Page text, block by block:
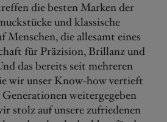
die besten Marken der
und klassische
Menschen, die allesamt eines
für Präzision, Brillanz und
das bereits seit mehreren
wir unser Know-how vertieft
weitergegeben
stolz auf unsere zufriedenen